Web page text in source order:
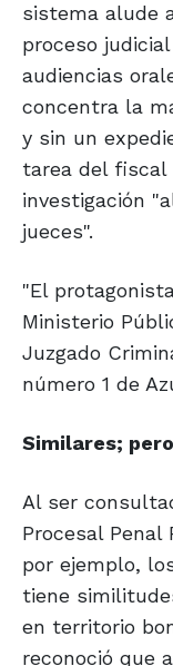
sistema alude
proceso
audiencias
concentra la
y sin un
tarea del fiscal
investigación
jueces".
"El
Ministerio
Juzgado
número 1 de
Similares;
Al ser
Procesal
por ejemplo,
tiene
en territorio
reconoció que